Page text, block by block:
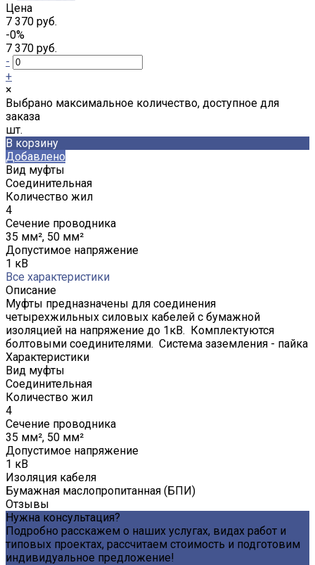
Цена
7 370 руб.
-0%
7 370 руб.
-
+
×
Выбрано максимальное количество, доступное для
заказа
шт.
В корзину
Добавлено
Вид муфты
Соединительная
Количество жил
4
Сечение проводника
35 мм², 50 мм²
Допустимое напряжение
1 кВ
Все характеристики
Описание
Муфты предназначены для соединения
четырехжильных силовых кабелей с бумажной
изоляцией на напряжение до 1кВ. Комплектуются
болтовыми соединителями. Система заземления - пайка
Характеристики
Вид муфты
Соединительная
Количество жил
4
Сечение проводника
35 мм², 50 мм²
Допустимое напряжение
1 кВ
Изоляция кабеля
Бумажная маслопропитанная (БПИ)
Отзывы
Нужна консультация?
Подробно расскажем о наших услугах, видах работ и
типовых проектах, рассчитаем стоимость и подготовим
индивидуальное предложение!